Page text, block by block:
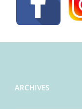
ARCHIVES